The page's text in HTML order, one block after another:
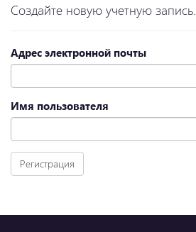
Создайте новую учетную запись.
Адрес электронной почты
Имя пользователя